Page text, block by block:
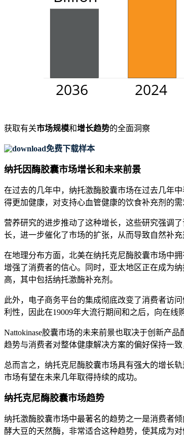
获取有关市场规模和增长趋势的全面洞察
免费下载样本
纳托因酶胶囊市场增长和未来前景
在过去的几年中，纳托激酶胶囊市场在过去几年
得更加健康，对支持心血管健康的饮食补充剂的
营养研究的进步推动了这种增长，这些研究强调
长，进一步催化了市场的扩张，从而导致自然补充
在地理分布方面，北美在纳托克尼酶胶囊市场中
增强了消费者的信心。同时，亚太地区正在成为
高，其中包括纳托激酶补充剂。
此外，电子商务平台的集成彻底改变了消费者访
利性，因此在19009年大流行期间和之后，向在
Nattokinase胶囊市场的未来前景也取决于创新产
趋势与消费者对整体健康解决方案的偏好保持一致
总而言之，纳托克尼酶胶囊市场具有强大的增长
市场有望在未来几年取得持续的成功。
纳托克尼酶胶囊市场趋势
纳托激酶胶囊市场中最著名的趋势之一是消费者
酵大豆的天然酶，非常适合这种趋势，使其成为